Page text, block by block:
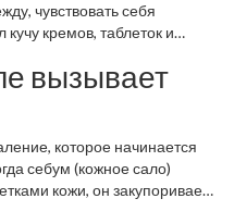
чувствовать себя
кремов, таблеток и
подростковая проблема.
России, все чаще к
30, 40, даже 50 лет - с теми
и спине. И дело не в
таковом. Дело в том, что
измененияв коже. И если
вызывает
которое начинается
себум (кожное сало)
кожи, он закупоривает